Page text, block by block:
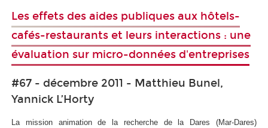
Les effets des aides publiques aux hôtels-
cafés-restaurants et leurs interactions : une
évaluation sur micro-données d'entreprises
#67 - décembre 2011 - Matthieu Bunel,
Yannick L’Horty
La mission animation de la recherche de la Dares (Mar-Dares)